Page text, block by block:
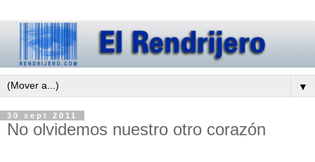
▼
30 sept 2011
No olvidemos nuestro otro corazón